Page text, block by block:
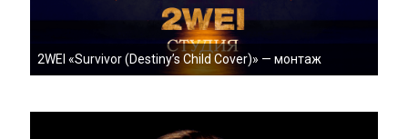
2WEI «Survivor (Destiny’s Child Cover)» — монтаж